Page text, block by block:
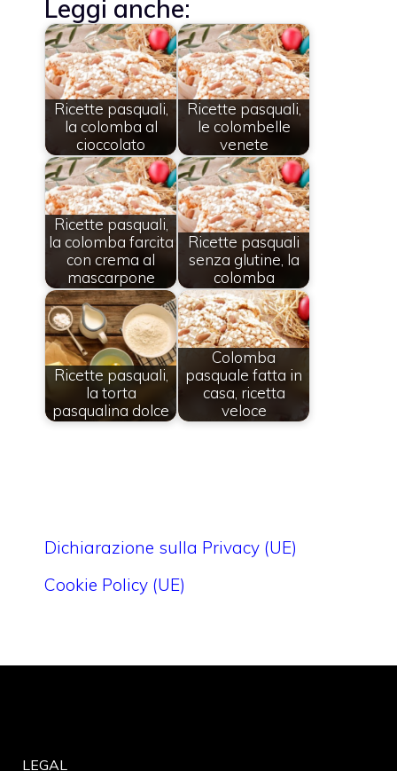
Leggi anche:
Ricette pasquali,
la colomba al
cioccolato
Ricette pasquali,
le colombelle
venete
Ricette pasquali,
la colomba farcita
con crema al
mascarpone
Ricette pasquali
senza glutine, la
colomba
Ricette pasquali,
la torta
pasqualina dolce
Colomba
pasquale fatta in
casa, ricetta
veloce
Dichiarazione sulla Privacy (UE)
Cookie Policy (UE)
LEGAL